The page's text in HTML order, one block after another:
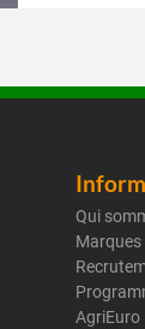
Qui
Marques
AgriEuro